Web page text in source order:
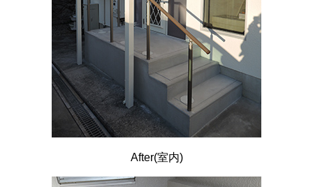
After(室内)